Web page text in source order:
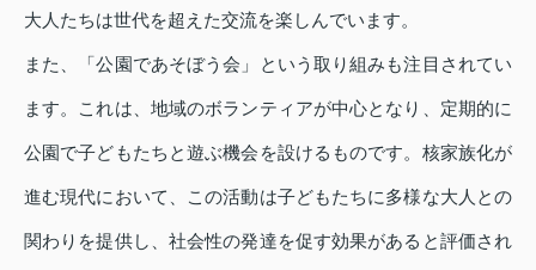
大人たちは世代を超えた交流を楽しんでいます。
また、「公園であそぼう会」という取り組みも注目されてい
ます。これは、地域のボランティアが中心となり、定期的に
公園で子どもたちと遊ぶ機会を設けるものです。核家族化が
進む現代において、この活動は子どもたちに多様な大人との
関わりを提供し、社会性の発達を促す効果があると評価され